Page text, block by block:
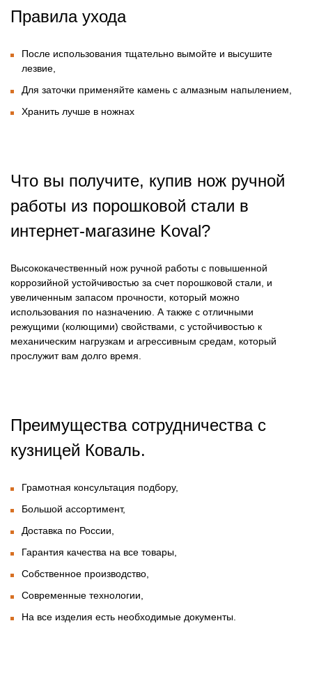
Правила ухода
После использования тщательно вымойте и высушите
лезвие,
Для заточки применяйте камень с алмазным напылением,
Хранить лучше в ножнах
Что вы получите, купив нож ручной
работы из порошковой стали в
интернет-магазине Koval?
Высококачественный нож ручной работы с повышенной
коррозийной устойчивостью за счет порошковой стали, и
увеличенным запасом прочности, который можно
использования по назначению. А также с отличными
режущими (колющими) свойствами, с устойчивостью к
механическим нагрузкам и агрессивным средам, который
прослужит вам долго время.
Преимущества сотрудничества с
кузницей Коваль.
Грамотная консультация подбору,
Большой ассортимент,
Доставка по России,
Гарантия качества на все товары,
Собственное производство,
Современные технологии,
На все изделия есть необходимые документы.